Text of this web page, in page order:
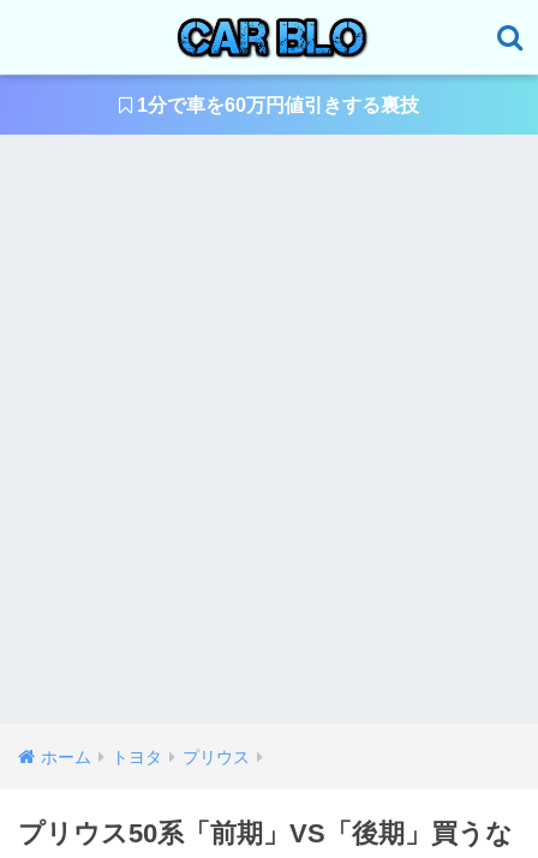
1分で車を60万円値引きする裏技
ホーム トヨタ プリウス
プリウス50系「前期」VS「後期」買うな